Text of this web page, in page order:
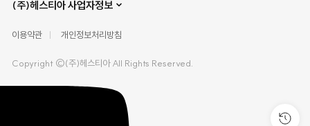
(주)헤스티아 사업자정보
이용약관 개인정보처리방침
Copyright ©(주)헤스티아 All Rights Reserved.